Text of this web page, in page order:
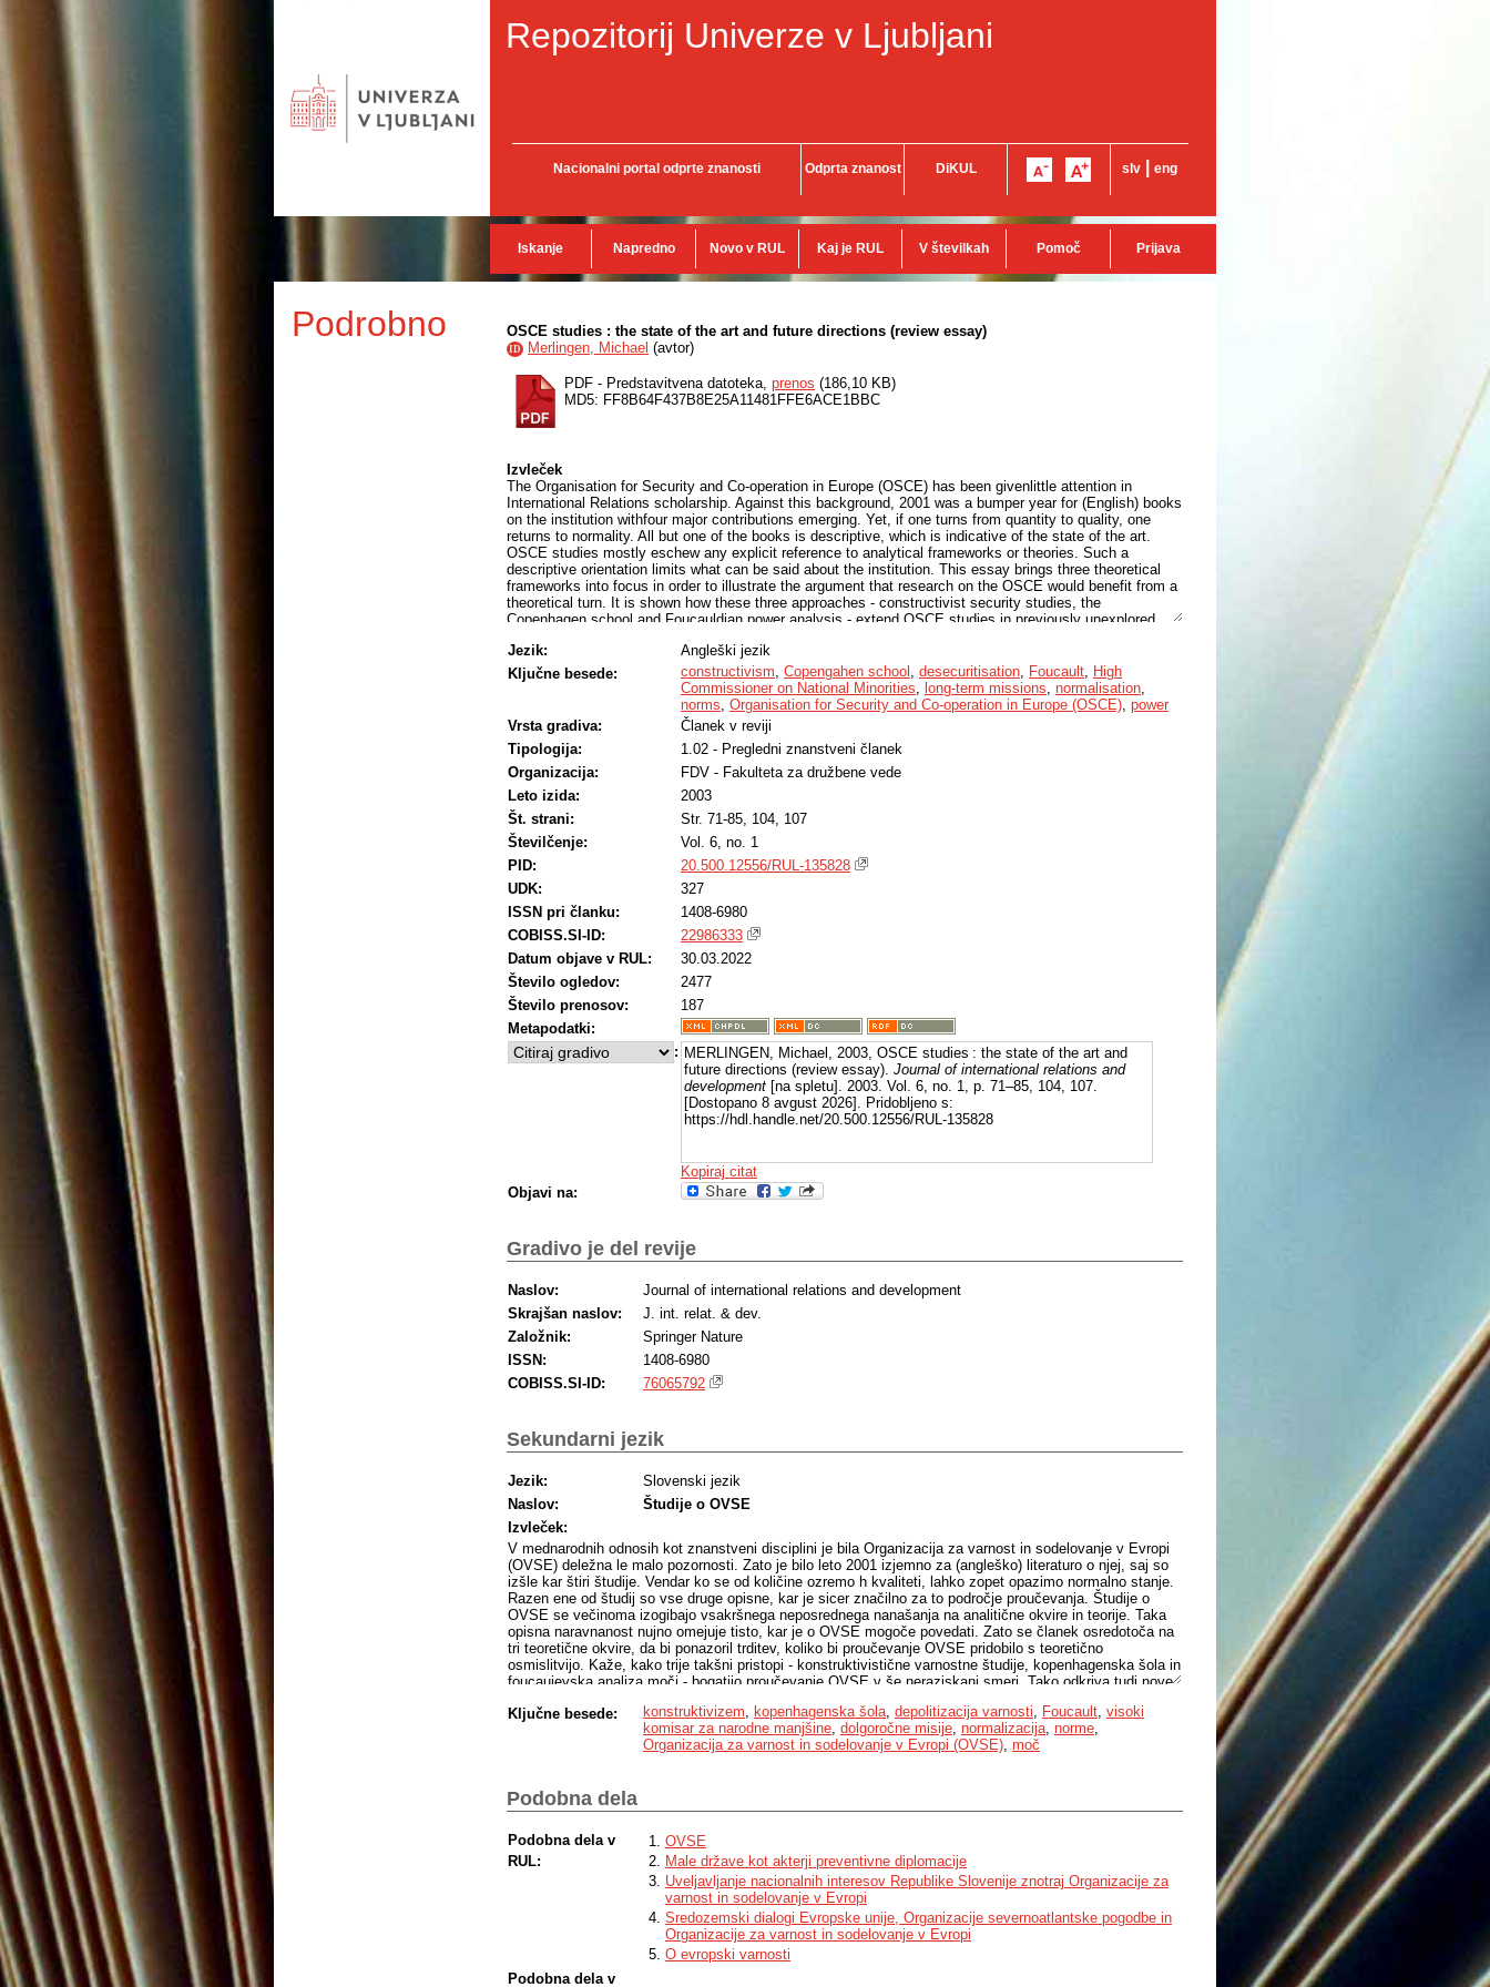
Repozitorij Univerze v Ljubljani
Nacionalni portal odprte znanosti Odprta znanost DiKUL slv eng
Iskanje Napredno Novo v RUL Kaj je RUL V številkah Pomoč Prijava
Podrobno OSCE studies : the state of the art and future directions (review essay)
ID Merlingen, Michael (avtor)
PDF - Predstavitvena datoteka, prenos (186,10 KB)
MD5: FF8B64F437B8E25A11481FFE6ACE1BBC
Izvleček
The Organisation for Security and Co-operation in Europe (OSCE) has been givenlittle attention in
International Relations scholarship. Against this background, 2001 was a bumper year for (English) books
on the institution withfour major contributions emerging. Yet, if one turns from quantity to quality, one
returns to normality. All but one of the books is descriptive, which is indicative of the state of the art.
OSCE studies mostly eschew any explicit reference to analytical frameworks or theories. Such a
descriptive orientation limits what can be said about the institution. This essay brings three theoretical
frameworks into focus in order to illustrate the argument that research on the OSCE would benefit from a
theoretical turn. It is shown how these three approaches - constructivist security studies, the
Copenhagen school and Foucauldian power analysis - extend OSCE studies in previously unexplored
that have not been brought to light before. While these three approaches do not exhaust the possibilities
for theoretically informed research on the OSCE, they do point out the need for going beyond the state of
the art of OSCE studies.
Jezik:
Angleški jezik
Ključne besede:
constructivism, Copengahen school , desecuritisation, Foucault, High
Commissioner on National Minorities, long-term missions, normalisation,
norms, Organisation for Security and Co-operation in Europe (OSCE), power
Vrsta gradiva:
Članek v reviji
Tipologija:
1.02 - Pregledni znanstveni članek
Organizacija:
FDV - Fakulteta za družbene vede
Leto izida:
2003
Št. strani:
Str. 71-85, 104, 107
Številčenje:
Vol. 6, no. 1
PID:
20.500.12556/RUL-135828
UDK:
327
ISSN pri članku:
1408-6980
COBISS.SI-ID:
22986333
Datum objave v RUL:
30.03.2022
Število ogledov:
2477
Število prenosov:
187
Metapodatki:
: MERLINGEN, Michael, 2003, OSCE studies : the state of the art and
future directions (review essay). Journal of international relations and
development [na spletu]. 2003. Vol. 6, no. 1, p. 71–85, 104, 107.
[Dostopano 8 avgust 2026]. Pridobljeno s:
https://hdl.handle.net/20.500.12556/RUL-135828
Kopiraj citat
Objavi na:
Gradivo je del revije
Naslov:
Journal of international relations and development
Skrajšan naslov:
J. int. relat. & dev.
Založnik:
Springer Nature
ISSN:
1408-6980
COBISS.SI-ID:
76065792
Sekundarni jezik
Jezik:
Slovenski jezik
Naslov:
Študije o OVSE
Izvleček:
V mednarodnih odnosih kot znanstveni disciplini je bila Organizacija za varnost in sodelovanje v Evropi
(OVSE) deležna le malo pozornosti. Zato je bilo leto 2001 izjemno za (angleško) literaturo o njej, saj so
izšle kar štiri študije. Vendar ko se od količine ozremo h kvaliteti, lahko zopet opazimo normalno stanje.
Razen ene od študij so vse druge opisne, kar je sicer značilno za to področje proučevanja. Študije o
OVSE se večinoma izogibajo vsakršnega neposrednega nanašanja na analitične okvire in teorije. Taka
opisna naravnanost nujno omejuje tisto, kar je o OVSE mogoče povedati. Zato se članek osredotoča na
tri teoretične okvire, da bi ponazoril trditev, koliko bi proučevanje OVSE pridobilo s teoretično
osmislitvijo. Kaže, kako trije takšni pristopi - konstruktivistične varnostne študije, kopenhagenska šola in
foucaujevska analiza moči - bogatijo proučevanje OVSE v še neraziskani smeri. Tako odkriva tudi nove,
za teoretično osmišljeno proučevanje OVSE, pa poudarjajo potrebo po preseganju sedanje opisne
metode pri njenem proučevanju.
Ključne besede: konstruktivizem kopenhagenska šola depolitizacija varnosti Foucault visoki
komisar za narodne manjšine dolgoročne misije normalizacija norme
Organizacija za varnost in sodelovanje v Evropi (OVSE) moč
Podobna dela
Podobna dela v
RUL:
OVSE
Male države kot akterji preventivne diplomacije
Uveljavljanje nacionalnih interesov Republike Slovenije znotraj Organizacije za
varnost in sodelovanje v Evropi
Sredozemski dialogi Evropske unije, Organizacije severnoatlantske pogodbe in
Organizacije za varnost in sodelovanje v Evropi
O evropski varnosti
Podobna dela v